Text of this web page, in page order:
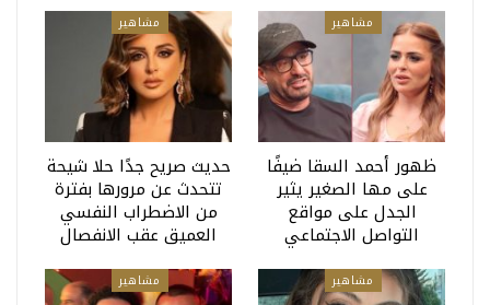
مشاهير
ظهور أحمد السقا ضيفًا
على مها الصغير يثير
الجدل على مواقع
التواصل الاجتماعي
مشاهير
حديث صريح جدًا حلا شيحة
تتحدث عن مرورها بفترة
من الاضطراب النفسي
العميق عقب الانفصال
مشاهير مشاهير